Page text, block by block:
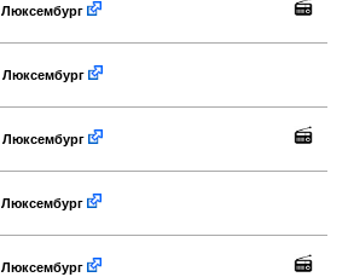
Люксембург
Люксембург
Люксембург
Люксембург
Люксембург